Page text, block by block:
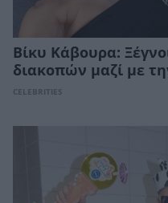
Βίκυ Κάβουρα:
διακοπών μαζί με
CELEBRITIES